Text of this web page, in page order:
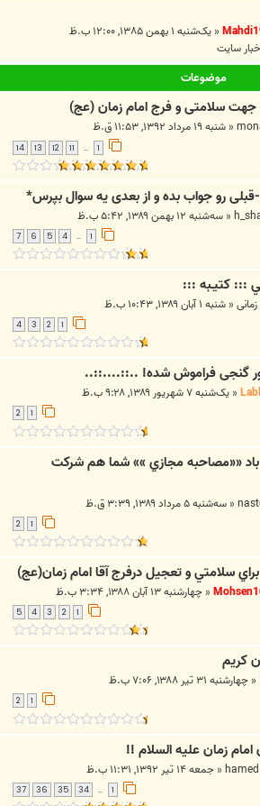
« یک‌شنبه ۱ بهمن ۱۳۸۵, ۱۲:۰۰ ب.ظ
سايت
موضوعات
سلامتی و فرج امام زمان (عج)
« شنبه ۱۹ مرداد ۱۳۹۲, ۱۱:۵۳ ق.ظ
…
11
12
13
14
قبلی رو جواب بده و از بعدی یه سوال بپرس*
« سه‌شنبه ۱۲ بهمن ۱۳۸۹, ۵:۴۲ ب.ظ
…
4
5
6
7
::: کتيـبه :::
« شنبه ۱ آبان ۱۳۸۹, ۱۰:۴۳ ب.ظ
3
4
گنجی فراموش شده! ..::....::..
« یک‌شنبه ۷ شهریور ۱۳۸۹, ۹:۲۸ ب.ظ
««مصاحبه مجازي »» شما هم شركت
« سه‌شنبه ۵ مرداد ۱۳۸۹, ۳:۳۹ ق.ظ
سلامتي و تعجيل درفرج آقا امام زمان(عج)
« چهارشنبه ۱۳ آبان ۱۳۸۸, ۳:۳۴ ب.ظ
3
4
5
کريم
چهارشنبه ۳۱ تیر ۱۳۸۸, ۷:۰۶ ب.ظ
زمان علیه السلام !!
« جمعه ۱۴ تیر ۱۳۹۲, ۱۱:۳۱ ب.ظ
…
34
35
36
37